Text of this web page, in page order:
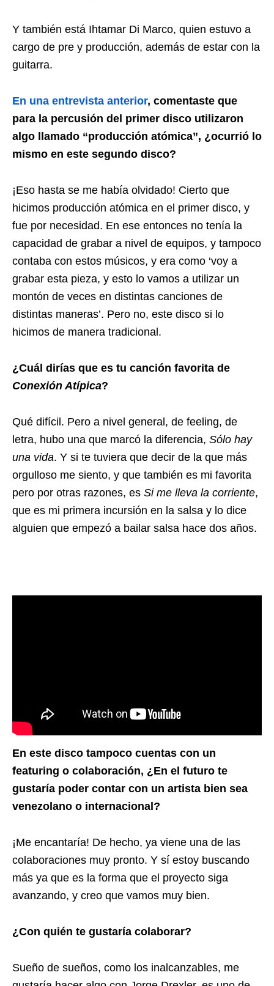
Y también está Ihtamar Di Marco, quien estuvo a
cargo de pre y producción, además de estar con la
guitarra.
En una entrevista anterior, comentaste que
para la percusión del primer disco utilizaron
algo llamado “producción atómica”, ¿ocurrió lo
mismo en este segundo disco?
¡Eso hasta se me había olvidado! Cierto que
hicimos producción atómica en el primer disco, y
fue por necesidad. En ese entonces no tenía la
capacidad de grabar a nivel de equipos, y tampoco
contaba con estos músicos, y era como ‘voy a
grabar esta pieza, y esto lo vamos a utilizar un
montón de veces en distintas canciones de
distintas maneras’. Pero no, este disco si lo
hicimos de manera tradicional.
¿Cuál dirías que es tu canción favorita de
Conexión Atípica?
Qué difícil. Pero a nivel general, de feeling, de
letra, hubo una que marcó la diferencia, Sólo hay
una vida. Y si te tuviera que decir de la que más
orgulloso me siento, y que también es mi favorita
pero por otras razones, es Si me lleva la corriente,
que es mi primera incursión en la salsa y lo dice
alguien que empezó a bailar salsa hace dos años.
En este disco tampoco cuentas con un
featuring o colaboración, ¿En el futuro te
gustaría poder contar con un artista bien sea
venezolano o internacional?
¡Me encantaría! De hecho, ya viene una de las
colaboraciones muy pronto. Y sí estoy buscando
más ya que es la forma que el proyecto siga
avanzando, y creo que vamos muy bien.
¿Con quién te gustaría colaborar?
Sueño de sueños, como los inalcanzables, me